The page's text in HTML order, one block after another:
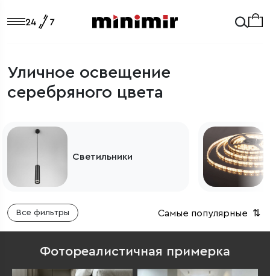
Уличное освещение
серебряного цвета
Светильники
Все фильтры Самые популярные ⇅
Фотореалистичная примерка